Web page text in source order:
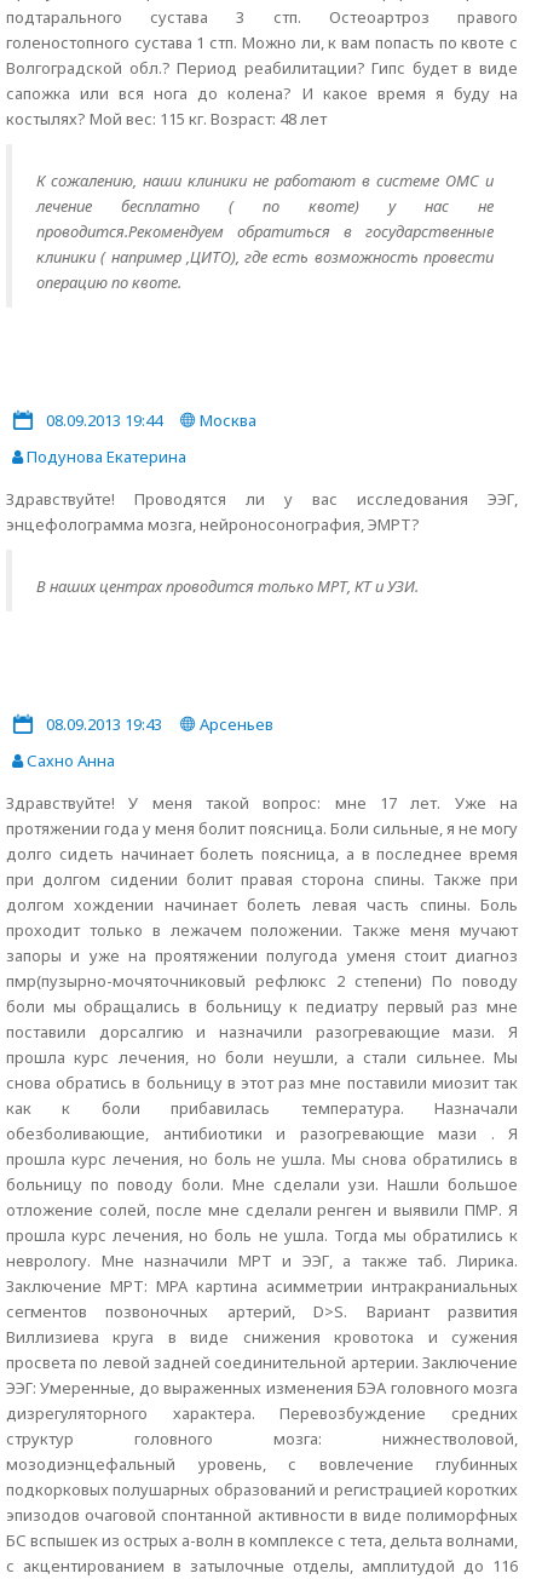
подтарального сустава 3 стп. Остеоартроз правого
голеностопного сустава 1 стп. Можно ли, к вам попасть по квоте с
Волгоградской обл.? Период реабилитации? Гипс будет в виде
сапожка или вся нога до колена? И какое время я буду на
костылях? Мой вес: 115 кг. Возраст: 48 лет
К сожалению, наши клиники не работают в системе ОМС и
лечение бесплатно ( по квоте) у нас не
проводится.Рекомендуем обратиться в государственные
клиники ( например ,ЦИТО), где есть возможность провести
операцию по квоте.
08.09.2013 19:44
Москва
Подунова Екатерина
Здравствуйте! Проводятся ли у вас исследования ЭЭГ,
энцефолограмма мозга, нейроносонография, ЭМРТ?
В наших центрах проводится только МРТ, КТ и УЗИ.
08.09.2013 19:43
Арсеньев
Сахно Анна
Здравствуйте! У меня такой вопрос: мне 17 лет. Уже на
протяжении года у меня болит поясница. Боли сильные, я не могу
долго сидеть начинает болеть поясница, а в последнее время
при долгом сидении болит правая сторона спины. Также при
долгом хождении начинает болеть левая часть спины. Боль
проходит только в лежачем положении. Также меня мучают
запоры и уже на проятяжении полугода уменя стоит диагноз
пмр(пузырно-мочяточниковый рефлюкс 2 степени) По поводу
боли мы обращались в больницу к педиатру первый раз мне
поставили дорсалгию и назначили разогревающие мази. Я
прошла курс лечения, но боли неушли, а стали сильнее. Мы
снова обратись в больницу в этот раз мне поставили миозит так
как к боли прибавилась температура. Назначали
обезболивающие, антибиотики и разогревающие мази . Я
прошла курс лечения, но боль не ушла. Мы снова обратились в
больницу по поводу боли. Мне сделали узи. Нашли большое
отложение солей, после мне сделали ренген и выявили ПМР. Я
прошла курс лечения, но боль не ушла. Тогда мы обратились к
неврологу. Мне назначили МРТ и ЭЭГ, а также таб. Лирика.
Заключение МРТ: МРА картина асимметрии интракраниальных
сегментов позвоночных артерий, D>S. Вариант развития
Виллизиева круга в виде снижения кровотока и сужения
просвета по левой задней соединительной артерии. Заключение
ЭЭГ: Умеренные, до выраженных изменения БЭА головного мозга
дизрегуляторного характера. Перевозбуждение средних
структур головного мозга: нижнестволовой,
мозодиэнцефальный уровень, с вовлечение глубинных
подкорковых полушарных образований и регистрацией коротких
эпизодов очаговой спонтанной активности в виде полиморфных
БС вспышек из острых а-волн в комплексе с тета, дельта волнами,
с акцентированием в затылочные отделы, амплитудой до 116